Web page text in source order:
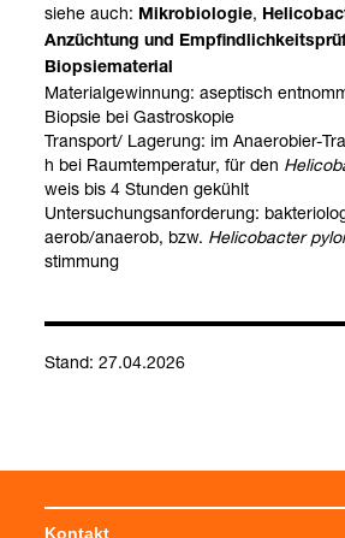
siehe auch: Mikro­bio­lo­gie,
Anzüch­tung und
Biop­sie­ma­te­rial
Mate­ri­al­ge­win­nung: asep­tisch
Biop­sie bei Gastro­sko­pie
Trans­port/ Lage­rung: im Anae­ro­bier-​
h bei Raum­tem­pe­ra­tur, für den
weis bis 4 Stun­den gekühlt
Unter­su­chungs­an­for­de­rung:
aerob/anae­rob, bzw. Heli­co­bac­ter
stim­mung
Stand: 27.04.2026
Kontakt